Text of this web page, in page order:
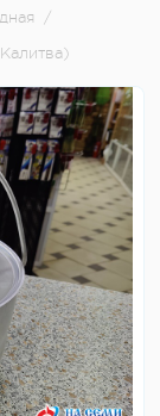
/